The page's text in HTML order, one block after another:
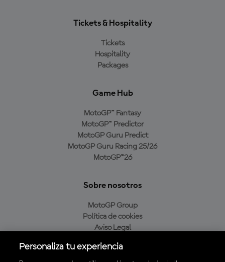
Tickets & Hospitality
Tickets
Hospitality
Packages
Game Hub
MotoGP™ Fantasy
MotoGP™ Predictor
MotoGP Guru Predict
MotoGP Guru Racing 25/26
MotoGP™26
Sobre nosotros
MotoGP Group
Política de cookies
Aviso Legal
Política de compra
Personaliza tu experiencia